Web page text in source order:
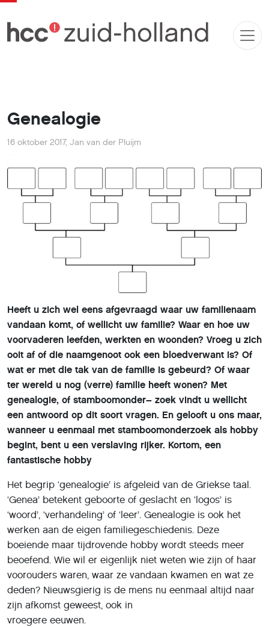
Genealogie
16 oktober 2017, Jan van der Pluijm
Heeft u zich wel eens afgevraagd waar uw familienaam
vandaan komt, of wellicht uw familie? Waar en hoe uw
voorvaderen leefden, werkten en woonden? Vroeg u zich
ooit af of die naamgenoot ook een bloedverwant is? Of
wat er met die tak van de familie is gebeurd? Of waar
ter wereld u nog (verre) familie heeft wonen? Met
genealogie, of stamboomonder– zoek vindt u wellicht
een antwoord op dit soort vragen. En gelooft u ons maar,
wanneer u eenmaal met stamboomonderzoek als hobby
begint, bent u een verslaving rijker. Kortom, een
fantastische hobby
Het begrip ‘genealogie’ is afgeleid van de Griekse taal.
‘Genea’ betekent geboorte of geslacht en ‘logos’ is
‘woord’, ‘verhandeling’ of ‘leer’. Genealogie is ook het
werken aan de eigen familiegeschiedenis. Deze
boeiende maar tijdrovende hobby wordt steeds meer
beoefend. Wie wil er eigenlijk niet weten wie zijn of haar
voorouders waren, waar ze vandaan kwamen en wat ze
deden? Nieuwsgierig is de mens nu eenmaal altijd naar
zijn afkomst geweest, ook in
vroegere eeuwen.